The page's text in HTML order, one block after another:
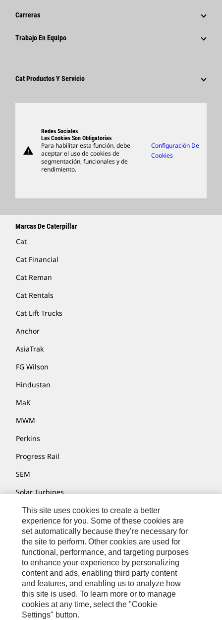
Código De Conducta
Innovación
Comunicados De Prensa Corporativos
Carreras
¿Por Qué Caterpillar?
Trabajo En Equipo
Proveedores
Cat Productos Y Servicio
Support
Artículos
Encontrar Un Distribuidor
warning
Redes Sociales
Las Cookies Son Obligatorias
Para habilitar esta función, debe
aceptar el uso de cookies de
segmentación, funcionales y de
rendimiento.
Configuración De
Cookies
Marcas De Caterpillar
Cat
Cat Financial
Cat Reman
Cat Rentals
Cat Lift Trucks
Anchor
AsiaTrak
FG Wilson
Hindustan
MaK
MWM
Perkins
Progress Rail
SEM
Solar Turbines
SPM Oil & Gas
Turner Powertrain Systems
Contáctenos
Mapa Del Sitio
Cookie Settings
Avisos Legales
This site uses cookies to create a better
experience for you. Some of these cookies are
set automatically because they’re necessary for
the site to perform. Other cookies are used for
functional, performance, and targeting purposes
to enhance your experience by personalizing
content and ads, enabling third party content
and features, and enabling us to analyze how
this site is used. To learn more or to manage
cookies at any time, select the "Cookie
Settings" button.